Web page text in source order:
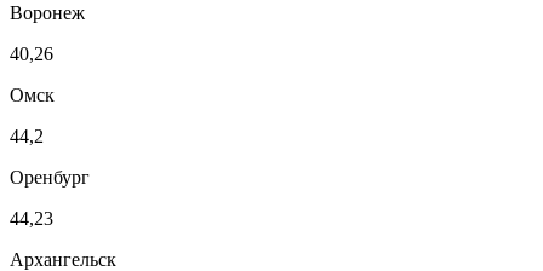
Воронеж
40,26
Омск
44,2
Оренбург
44,23
Архангельск